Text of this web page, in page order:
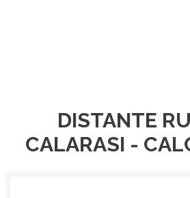
DISTANTE
CALARASI -